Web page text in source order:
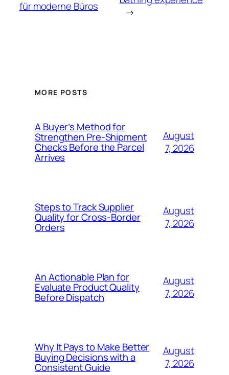
für moderne Büros
→
MORE POSTS
A Buyer’s Method for
Strengthen Pre-Shipment
Checks Before the Parcel
Arrives
August
7, 2026
Steps to Track Supplier
Quality for Cross-Border
Orders
August
7, 2026
An Actionable Plan for
Evaluate Product Quality
Before Dispatch
August
7, 2026
Why It Pays to Make Better
Buying Decisions with a
Consistent Guide
August
7, 2026